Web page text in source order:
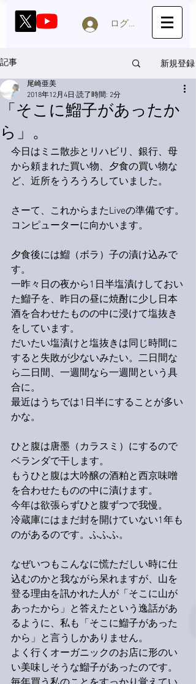
ログイン
記事 新規登録
「そこに鰡子があったか
ら」。
尾崎亜美
2018年12月4日 読了時間: 2分
今日はミニ散歩とリハビリ、銀行、母
から頼まれた買い物、夕食の買い物な
ど、近所をうろうろしていました。
さーて、これからまたLiveの準備です。
コンピューターに向かいます。
夕食後には鰡（ボラ）子の漬け込みで
す。
一昨々日の夜から1日半塩漬けしておい
た鰡子を、昨日の昼に焼酎に少し日本
酒を合わせたものの中に浸けて塩抜き
をしています。
だいたい塩漬けと塩抜きは同じ時間に
すると失敗が少ないみたい。二日間な
ら二日間、一週間なら一週間という具
合に。
最近はうちでは1日半にすることが多い
かな。
ひと腹は唐墨（カラスミ）にするので
ベランダで干します。
もうひと腹は大吟醸の酒粕と西京味噌
を合わせたものの中に漬けます。
今年は欲張らずひと腹ずつで我慢。
冷蔵庫にはまだ封を開けていない1年も
のがあるのです。ふふふ。
なぜいつもこんなに慌ただしい時に仕
込むのかと我ながら呆れますが、山を
登る理由を訊かれた人が「そこに山が
あったから」と答えたという逸話があ
るように、私も「そこに鰡子があった
から」と言うしかありません。
よく行くオーガニックのお店に形のい
い美味しそうな鰡子があったのです。